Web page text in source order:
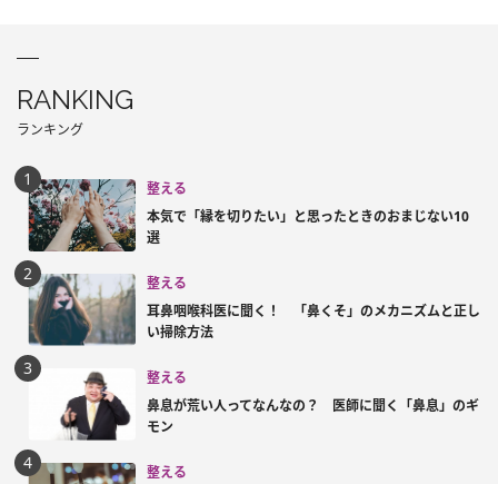
RANKING
ランキング
整える
本気で「縁を切りたい」と思ったときのおまじない10
選
整える
耳鼻咽喉科医に聞く！ 「鼻くそ」のメカニズムと正し
い掃除方法
整える
鼻息が荒い人ってなんなの？ 医師に聞く「鼻息」のギ
モン
整える